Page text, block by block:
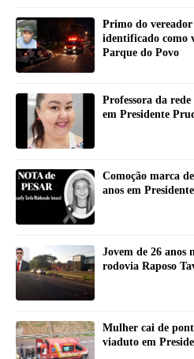
Primo do
identificado como
Parque do Povo
Professora da
em Presidente
Comoção marca
anos em
Jovem de 26 anos
rodovia Raposo
Mulher cai de
viaduto em